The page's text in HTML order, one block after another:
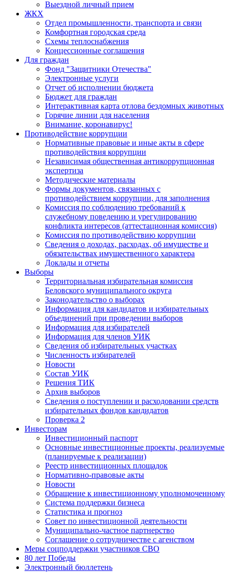
Выездной личный прием
ЖКХ
Отдел промышленности, транспорта и связи
Комфортная городская среда
Схемы теплоснабжения
Концессионные соглашения
Для граждан
Фонд "Защитники Отечества"
Электронные услуги
Отчет об исполнении бюджета
Бюджет для граждан
Интерактивная карта отлова бездомных животных
Горячие линии для населения
Внимание, коронавирус!
Противодействие коррупции
Нормативные правовые и иные акты в сфере
противодействия коррупции
Независимая общественная антикоррупционная
экспертиза
Методические материалы
Формы документов, связанных с
противодействием коррупции, для заполнения
Комиссия по соблюдению требований к
служебному поведению и урегулированию
конфликта интересов (аттестационная комиссия)
Комиссия по противодействию коррупции
Сведения о доходах, расходах, об имуществе и
обязательствах имущественного характера
Доклады и отчеты
Выборы
Территориальная избирательная комиссия
Беловского муниципального округа
Законодательство о выборах
Информация для кандидатов и избирательных
объединений при проведении выборов
Информация для избирателей
Информация для членов УИК
Сведения об избирательных участках
Численность избирателей
Новости
Состав УИК
Решения ТИК
Архив выборов
Сведения о поступлении и расходовании средств
избирательных фондов кандидатов
Проверка 2
Инвесторам
Инвестиционный паспорт
Основные инвестиционные проекты, реализуемые
(планируемые к реализации)
Реестр инвестиционных площадок
Нормативно-правовые акты
Новости
Обращение к инвестиционному уполномоченному
Система поддержки бизнеса
Статистика и прогноз
Совет по инвестиционной деятельности
Муниципально-частное партнерство
Соглашение о сотрудничестве с агенством
Меры соцподдержки участников СВО
80 лет Победы
Электронный бюллетень